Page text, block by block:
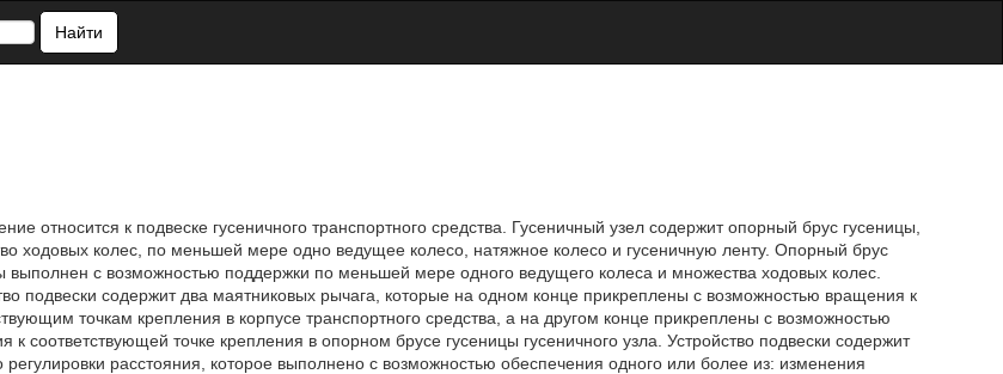
Найти
относится к подвеске гусеничного транспортного средства. Гусеничный узел содержит опорный брус гусеницы,
ходовых колес, по меньшей мере одно ведущее колесо, натяжное колесо и гусеничную ленту. Опорный брус
выполнен с возможностью поддержки по меньшей мере одного ведущего колеса и множества ходовых колес.
подвески содержит два маятниковых рычага, которые на одном конце прикреплены с возможностью вращения к
точкам крепления в корпусе транспортного средства, а на другом конце прикреплены с возможностью
к соответствующей точке крепления в опорном брусе гусеницы гусеничного узла. Устройство подвески содержит
регулировки расстояния, которое выполнено с возможностью обеспечения одного или более из: изменения